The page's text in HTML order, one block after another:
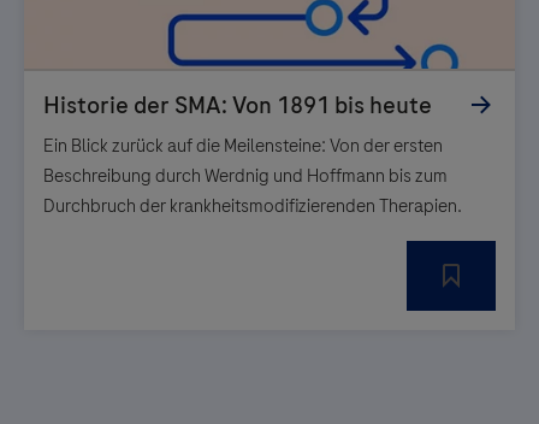
Ein Blick zurück auf die Meilensteine: Von der ersten
Beschreibung durch Werdnig und Hoffmann bis zum
Durchbruch der krankheitsmodifizierenden Therapien.